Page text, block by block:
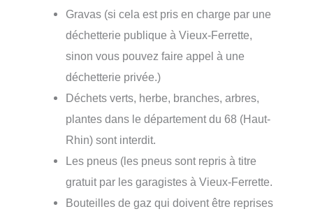
Gravas (si cela est pris en charge par une
déchetterie publique à Vieux-Ferrette,
sinon vous pouvez faire appel à une
déchetterie privée.)
Déchets verts, herbe, branches, arbres,
plantes dans le département du 68 (Haut-
Rhin) sont interdit.
Les pneus (les pneus sont repris à titre
gratuit par les garagistes à Vieux-Ferrette.
Bouteilles de gaz qui doivent être reprises